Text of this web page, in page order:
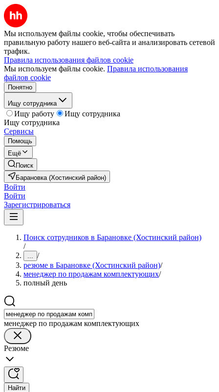
Мы используем файлы cookie, чтобы обеспечивать
правильную работу нашего веб-сайта и анализировать сетевой
трафик.
Правила использования файлов cookie
Мы используем файлы cookie. Правила использования
файлов cookie
Понятно
Ищу сотрудника
Ищу работу
Ищу сотрудника
Ищу сотрудника
Сервисы
Помощь
Ещё
Поиск
Барановка (Хостинский район)
Войти
Войти
Зарегистрироваться
Поиск сотрудников в Барановке (Хостинский район)
/
... /
резюме в Барановке (Хостинский район)/
менеджер по продажам комплектующих/
полный день
менеджер по продажам комплектующих
Резюме
Найти